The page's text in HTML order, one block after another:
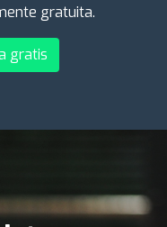
gratuita.
gratis